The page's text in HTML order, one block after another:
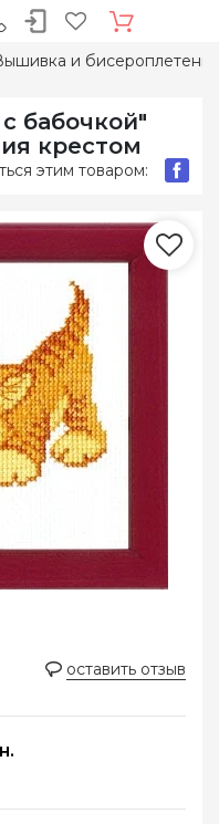
и
бабочкой"
крестом
этим товаром:
оставить отзыв